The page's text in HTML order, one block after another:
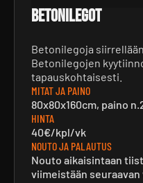
Betonilegot
Betonilegoja
Betonilegojen
tapauskohtaisesti.
MITAT JA PAINO
80x80x160cm, paino
HINTA
40€/kpl/vk
NOUTO JA PALAUTUS
Nouto aikaisintaan
viimeistään